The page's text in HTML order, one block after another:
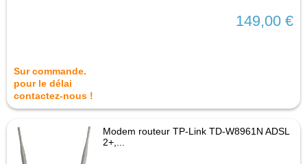
149,00 €
Sur commande.
pour le délai
contactez-nous !
Modem routeur TP-Link TD-W8961N ADSL
2+,...